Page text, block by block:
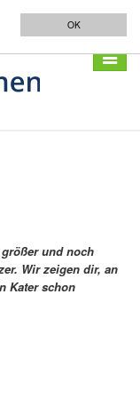
OK
und noch
Wir zeigen dir, an
Kater schon